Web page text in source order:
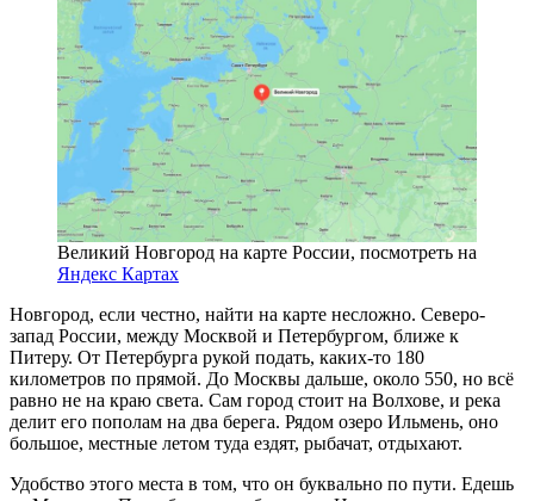
Великий Новгород на карте России, посмотреть на
Яндекс Картах
Новгород, если честно, найти на карте несложно. Северо-
запад России, между Москвой и Петербургом, ближе к
Питеру. От Петербурга рукой подать, каких-то 180
километров по прямой. До Москвы дальше, около 550, но всё
равно не на краю света. Сам город стоит на Волхове, и река
делит его пополам на два берега. Рядом озеро Ильмень, оно
большое, местные летом туда ездят, рыбачат, отдыхают.
Удобство этого места в том, что он буквально по пути. Едешь